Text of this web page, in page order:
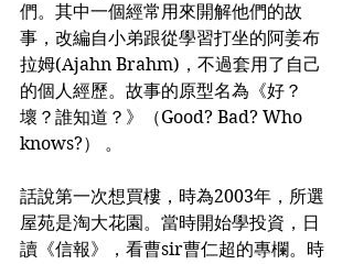
們。其中一個經常用來開解他們的故
事，改編自小弟跟從學習打坐的阿姜布
拉姆(Ajahn Brahm)，不過套用了自己
的個人經歷。故事的原型名為《好？
壞？誰知道？》（Good? Bad? Who
knows?） 。
話說第一次想買樓，時為2003年，所選
屋苑是淘大花園。當時開始學投資，日
讀《信報》，看曹sir曹仁超的專欄。時